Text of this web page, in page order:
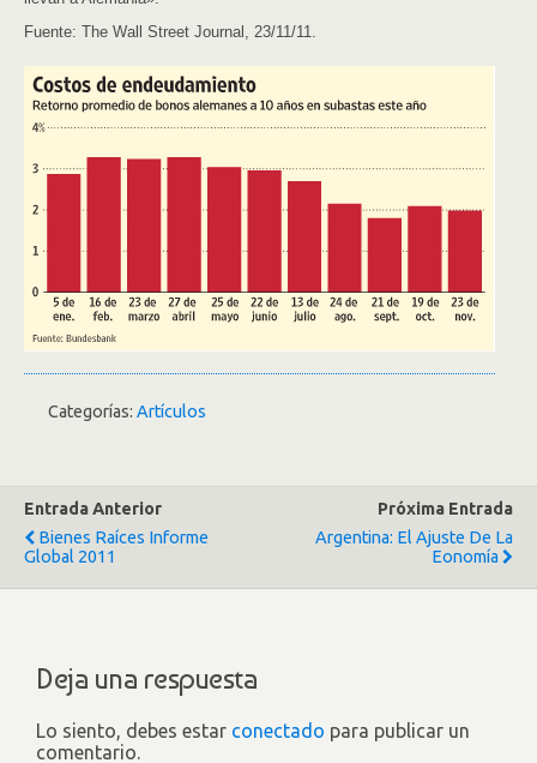
Fuente: The Wall Street Journal, 23/11/11.
Categorías: Artículos
Entrada Anterior
Bienes Raíces Informe
Global 2011
Próxima Entrada
Argentina: El Ajuste De La
Eonomía
Deja una respuesta
Lo siento, debes estar conectado para publicar un
comentario.